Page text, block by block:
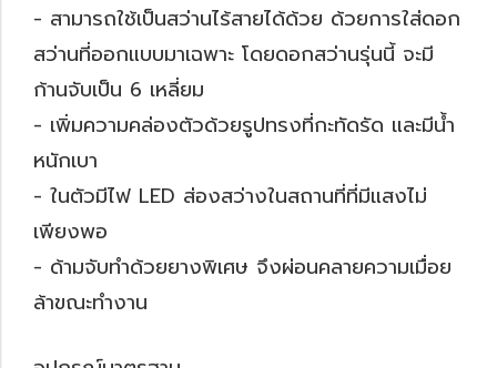
- สามารถใช้เป็นสว่านไร้สายได้ด้วย ด้วยการใส่ดอก
สว่านที่ออกแบบมาเฉพาะ โดยดอกสว่านรุ่นนี้ จะมี
ก้านจับเป็น 6 เหลี่ยม
- เพิ่มความคล่องตัวด้วยรูปทรงที่กะทัดรัด และมีน้ำ
หนักเบา
- ในตัวมีไฟ LED ส่องสว่างในสถานที่ที่มีแสงไม่
เพียงพอ
- ด้ามจับทำด้วยยางพิเศษ จึงผ่อนคลายความเมื่อย
ล้าขณะทำงาน